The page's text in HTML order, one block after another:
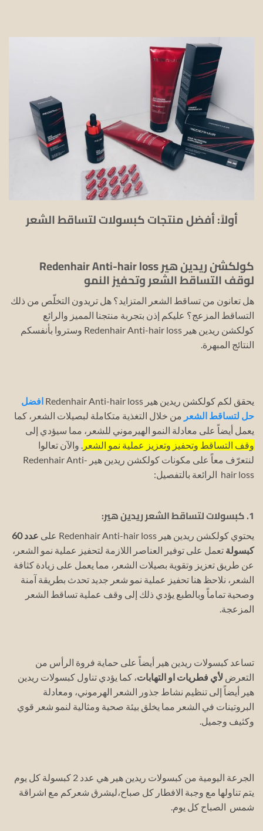
أولاً: أفضل منتجات كبسولات لتساقط الشعر
كولكشن ريدين هير Redenhair Anti-hair loss
لوقف التساقط الشعر وتحفيز النمو
هل تعانون من تساقط الشعر المتزايد؟ هل تريدون التخلّص من ذلك
التساقط المزعج؟ عليكم إذن بتجربة منتجنا المميز والرائع
كولكشن ريدين هير Redenhair Anti-hair loss وستروا بأنفسكم
النتائج المبهرة.
يحقق لكم كولكشن ريدين هير Redenhair Anti-hair loss
افضل
حل لتساقط الشعر من خلال التغذية متكاملة لبصيلات الشعر، كما
يعمل أيضاً على معادلة النمو الهيرموني للشعر، مما سيؤدي إلى
وقف التساقط وتحفيز وتعزيز عملية نمو الشعر . والآن تعالوا
لنتعرّف معاً على مكونات كولكشن ريدين هير Redenhair Anti-
hair loss الرائعة بالتفصيل:
1. كبسولات لتساقط الشعر ريدين هير:
يحتوي كولكشن ريدين هير Redenhair Anti-hair loss على
عدد 60
كبسولة تعمل على توفير العناصر اللازمة لتحفيز عملية نمو الشعر،
عن طريق تعزيز وتقوية بصيلات الشعر، مما يعمل على زيادة كثافة
الشعر، نلاحظ هنا تحفيز عملية نمو شعر جديد تحدث بطريقة آمنة
وصحية تماماً وبالطبع يؤدي ذلك إلى وقف عملية تساقط الشعر
المزعجة.
تساعد كبسولات ريدين هير أيضاً على حماية فروة الرأس من
التعرض لأي فطريات او التهابات، كما يؤدي تناول كبسولات ريدين
هير أيضاً إلى تنظيم نشاط جذور الشعر الهرموني، ومعادلة
البروتينات في الشعر مما يخلق بيئة صحية ومثالية لنمو شعر قوي
وكثيف وجميل.
الجرعة اليومية من كبسولات ريدين هير هي عدد 2 كبسولة كل يوم
يتم تناولها مع وجبة الافطار كل صباح،ليشرق شعركم مع اشراقة
شمس الصباح كل يوم.